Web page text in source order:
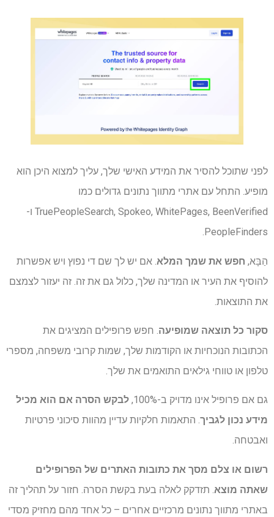
לפני שתוכל להסיר את המידע האישי שלך, עליך למצוא היכן הוא
מופיע. התחל עם אתרי מתווך נתונים גדולים כמו
TruePeopleSearch, Spokeo, WhitePages, BeenVerified ו-
PeopleFinders.
הַבָּא, חפש את שמך המלא . אם יש לך שם די נפוץ ויש אפשרות
להוסיף את העיר או המדינה שלך, כלול גם את זה. זה יעזור לצמצם
את התוצאות.
סקור כל תוצאה שמופיעה. חפש פרופילים המציגים את
הכתובות הנוכחיות או הקודמות שלך, שמות קרובי משפחה, מספרי
טלפון או טווחי גילאים התואמים את שלך.
גם אם פרופיל אינו מדויק ב-100%,
לבקש הסרה אם הוא מכיל
מידע נכון לגביך. התאמות חלקיות עדיין מהוות סיכוני פרטיות
ואבטחה.
רשום או צלם מסך את כתובות האתרים של הפרופילים
שאתה מוצא . תזדקק לאלה בעת בקשת הסרה. חזור על תהליך זה
באתרי מתווך נתונים מרכזיים אחרים – כל אחד מהם מחזיק מסדי